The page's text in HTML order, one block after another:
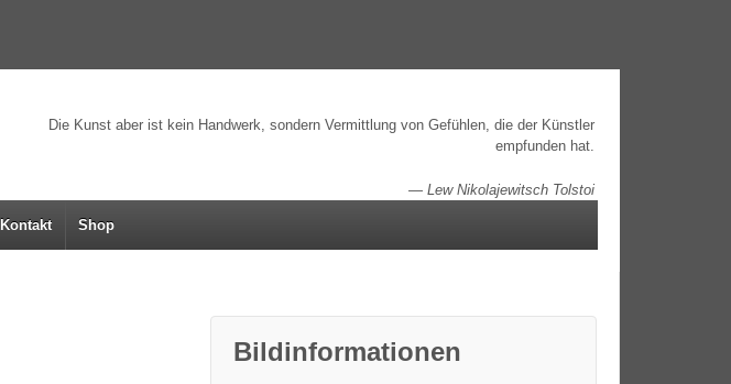
Die Kunst aber ist kein Handwerk, sondern Vermittlung von Gefühlen, die der Künstler
empfunden hat.
—Lew Nikolajewitsch Tolstoi
Kontakt Shop
Bildinformationen